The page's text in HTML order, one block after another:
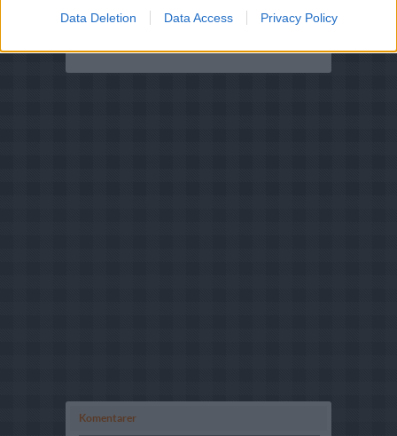
Data Deletion Data Access Privacy Policy
Komentarer